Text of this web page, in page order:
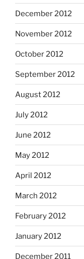
December 2012
November 2012
October 2012
September 2012
August 2012
July 2012
June 2012
May 2012
April 2012
March 2012
February 2012
January 2012
December 2011